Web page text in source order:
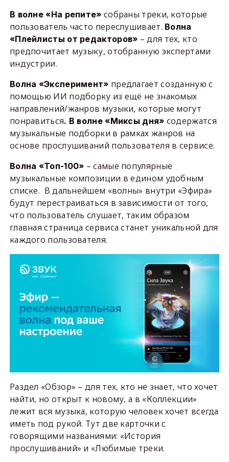
В волне «На репите» собраны треки, которые
пользователь часто переслушивает. Волна
«Плейлисты от редакторов» – для тех, кто
предпочитает музыку, отобранную экспертами
индустрии.
Волна «Эксперимент» предлагает созданную с
помощью ИИ подборку из ещё не знакомых
направлений/жанров музыки, которые могут
понравиться. В волне «Миксы дня» содержатся
музыкальные подборки в рамках жанров на
основе прослушиваний пользователя в сервисе.
Волна «Топ-100» – самые популярные
музыкальные композиции в едином удобным
списке. В дальнейшем «волны» внутри «Эфира»
будут перестраиваться в зависимости от того,
что пользователь слушает, таким образом
главная страница сервиса станет уникальной для
каждого пользователя.
Раздел «Обзор» – для тех, кто не знает, что хочет
найти, но открыт к новому, а в «Коллекции»
лежит вся музыка, которую человек хочет всегда
иметь под рукой. Тут две карточки с
говорящими названиями: «История
прослушиваний» и «Любимые треки.